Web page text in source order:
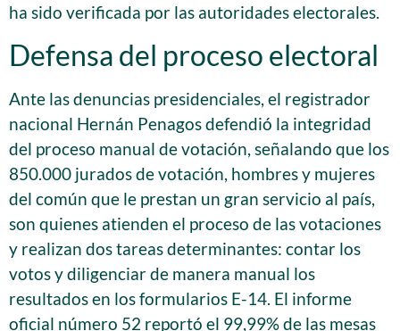
ha sido verificada por las autoridades electorales.
Defensa del proceso electoral
Ante las denuncias presidenciales, el registrador
nacional Hernán Penagos defendió la integridad
del proceso manual de votación, señalando que los
850.000 jurados de votación, hombres y mujeres
del común que le prestan un gran servicio al país,
son quienes atienden el proceso de las votaciones
y realizan dos tareas determinantes: contar los
votos y diligenciar de manera manual los
resultados en los formularios E-14. El informe
oficial número 52 reportó el 99,99% de las mesas